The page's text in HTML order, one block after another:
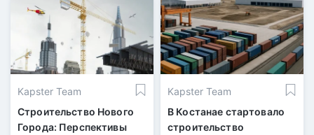
Азии.
горной местности Trojena
и умный город The Line
протяженностью 170 км.
Kapster Team
Строительство Нового
Города: Перспективы
Kapster Team
В Костанае стартовало
строительство